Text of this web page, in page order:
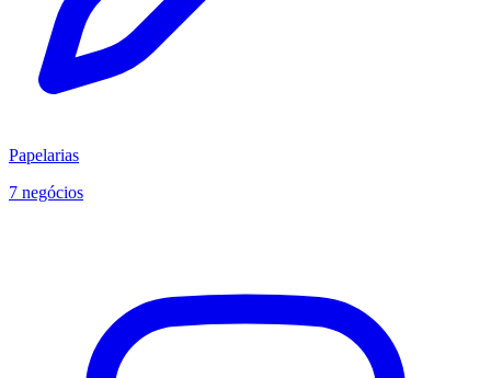
Papelarias
7 negócios